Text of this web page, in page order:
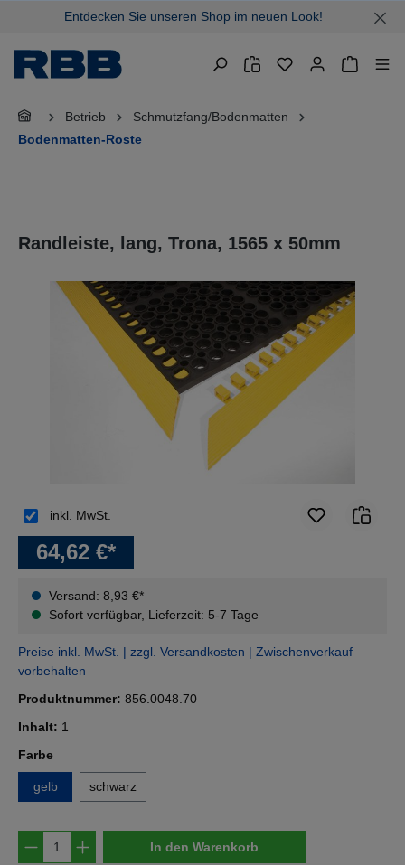
springenEntdecken Sie unseren Shop im neuen Look!
Betrieb
Schmutzfang/Bodenmatten
Bodenmatten-Roste
Randleiste, lang, Trona, 1565 x 50mm
Bildergalerie überspringen
64,62 €*
Versand: 8,93 €*
Sofort verfügbar, Lieferzeit: 5-7 Tage
inkl. MwSt.
Preise inkl. MwSt. | zzgl. Versandkosten | Zwischenverkauf
vorbehalten
Produktnummer: 856.0048.70
Inhalt: 1
Farbeauswählen
gelb schwarz
Produkt Anzahl: Gib den gewünschten
In den Warenkorb